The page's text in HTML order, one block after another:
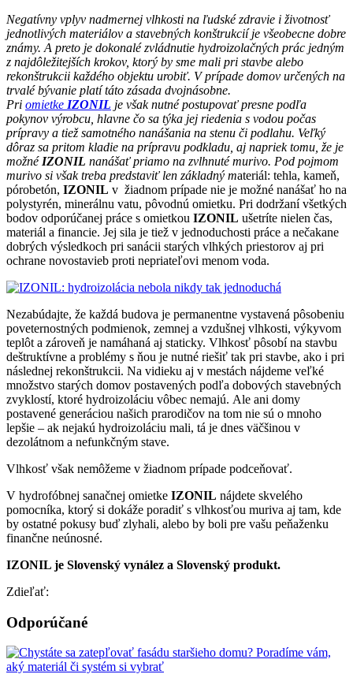
Negatívny vplyv nadmernej vlhkosti na ľudské zdravie i životnosť
jednotlivých materiálov a stavebných konštrukcií je všeobecne dobre
známy. A preto je dokonalé zvládnutie hydroizolačných prác jedným
z najdôležitejších krokov, ktorý by sme mali pri stavbe alebo
rekonštrukcii každého objektu urobiť. V prípade domov určených na
trvalé bývanie platí táto zásada dvojnásobne.
Pri omietke IZONIL je však nutné postupovať presne podľa
pokynov výrobcu, hlavne čo sa týka jej riedenia s vodou počas
prípravy a tiež samotného nanášania na stenu či podlahu. Veľký
dôraz sa pritom kladie na prípravu podkladu, aj napriek tomu, že je
možné IZONIL nanášať priamo na zvlhnuté murivo. Pod pojmom
murivo si však treba predstaviť len základný materiál: tehla, kameň,
pórobetón, IZONIL v žiadnom prípade nie je možné nanášať ho na
polystyrén, minerálnu vatu, pôvodnú omietku. Pri dodržaní všetkých
bodov odporúčanej práce s omietkou IZONIL ušetríte nielen čas,
materiál a financie. Jej sila je tiež v jednoduchosti práce a nečakane
dobrých výsledkoch pri sanácii starých vlhkých priestorov aj pri
ochrane novostavieb proti nepriateľovi menom voda.
Nezabúdajte, že každá budova je permanentne vystavená pôsobeniu
poveternostných podmienok, zemnej a vzdušnej vlhkosti, výkyvom
teplôt a zároveň je namáhaná aj staticky. Vlhkosť pôsobí na stavbu
deštruktívne a problémy s ňou je nutné riešiť tak pri stavbe, ako i pri
následnej rekonštrukcii. Na vidieku aj v mestách nájdeme veľké
množstvo starých domov postavených podľa dobových stavebných
zvyklostí, ktoré hydroizoláciu vôbec nemajú. Ale ani domy
postavené generáciou našich prarodičov na tom nie sú o mnoho
lepšie – ak nejakú hydroizoláciu mali, tá je dnes väčšinou v
dezolátnom a nefunkčným stave.
Vlhkosť však nemôžeme v žiadnom prípade podceňovať.
V hydrofóbnej sanačnej omietke IZONIL nájdete skvelého
pomocníka, ktorý si dokáže poradiť s vlhkosťou muriva aj tam, kde
by ostatné pokusy buď zlyhali, alebo by boli pre vašu peňaženku
finančne neúnosné.
IZONIL je Slovenský vynález a Slovenský produkt.
Zdieľať:
Odporúčané